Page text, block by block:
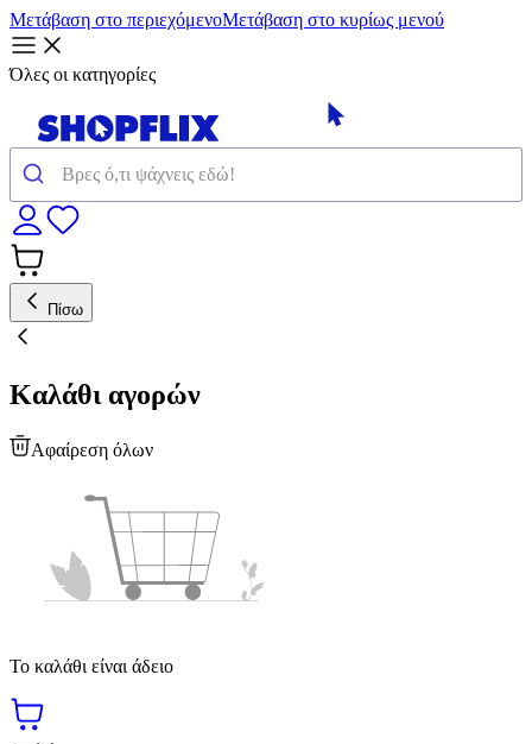
Μετάβαση στο περιεχόμενοΜετάβαση στο κυρίως μενού
Όλες οι κατηγορίες
Πίσω
Καλάθι αγορών
Αφαίρεση όλων
Το καλάθι είναι άδειο